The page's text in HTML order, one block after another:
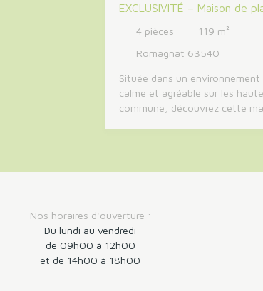
EXCLUSIVITÉ – Maison de
vue dégagée sur les
Romagnat
4 pièces 119 m²
Romagnat 63540
Située dans un environnement
calme et agréable sur les
commune, découvrez cette
profiter du calme tout en
de Clermont-Ferrand et des
l'agglomération. La maison
entrée avec un espace
Nos horaires d'ouverture :
Du lundi au vendredi
de 09h00 à 12h00
et de 14h00 à 18h00